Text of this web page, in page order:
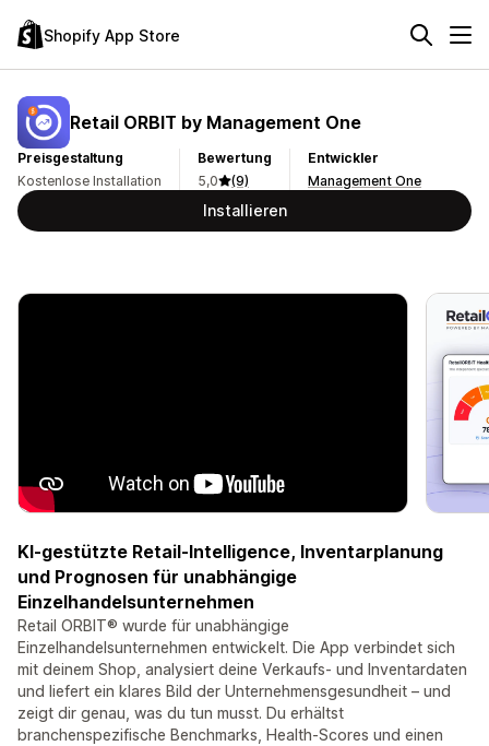
Shopify App Store
Retail ORBIT by Management One
Preisgestaltung
Kostenlose Installation
Bewertung
5,0
(9)
Entwickler
Management One
Installieren
KI-gestützte Retail-Intelligence, Inventarplanung
und Prognosen für unabhängige
Einzelhandelsunternehmen
Retail ORBIT® wurde für unabhängige
Einzelhandelsunternehmen entwickelt. Die App verbindet sich
mit deinem Shop, analysiert deine Verkaufs- und Inventardaten
und liefert ein klares Bild der Unternehmensgesundheit – und
zeigt dir genau, was du tun musst. Du erhältst
branchenspezifische Benchmarks, Health-Scores und einen